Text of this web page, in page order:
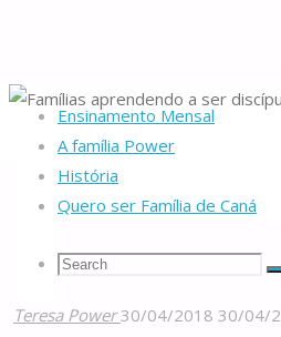
Ensinamento Mensal
A família Power
História
Quero ser Família de Caná
Search
Search
Home
Da nascente Em Caná da Galileia...
Teresa Power 30/04/2018 30/04/